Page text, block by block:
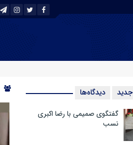
جدید دیدگاه‌ها
گفتگوی صمیمی با رضا اکبری
نسب